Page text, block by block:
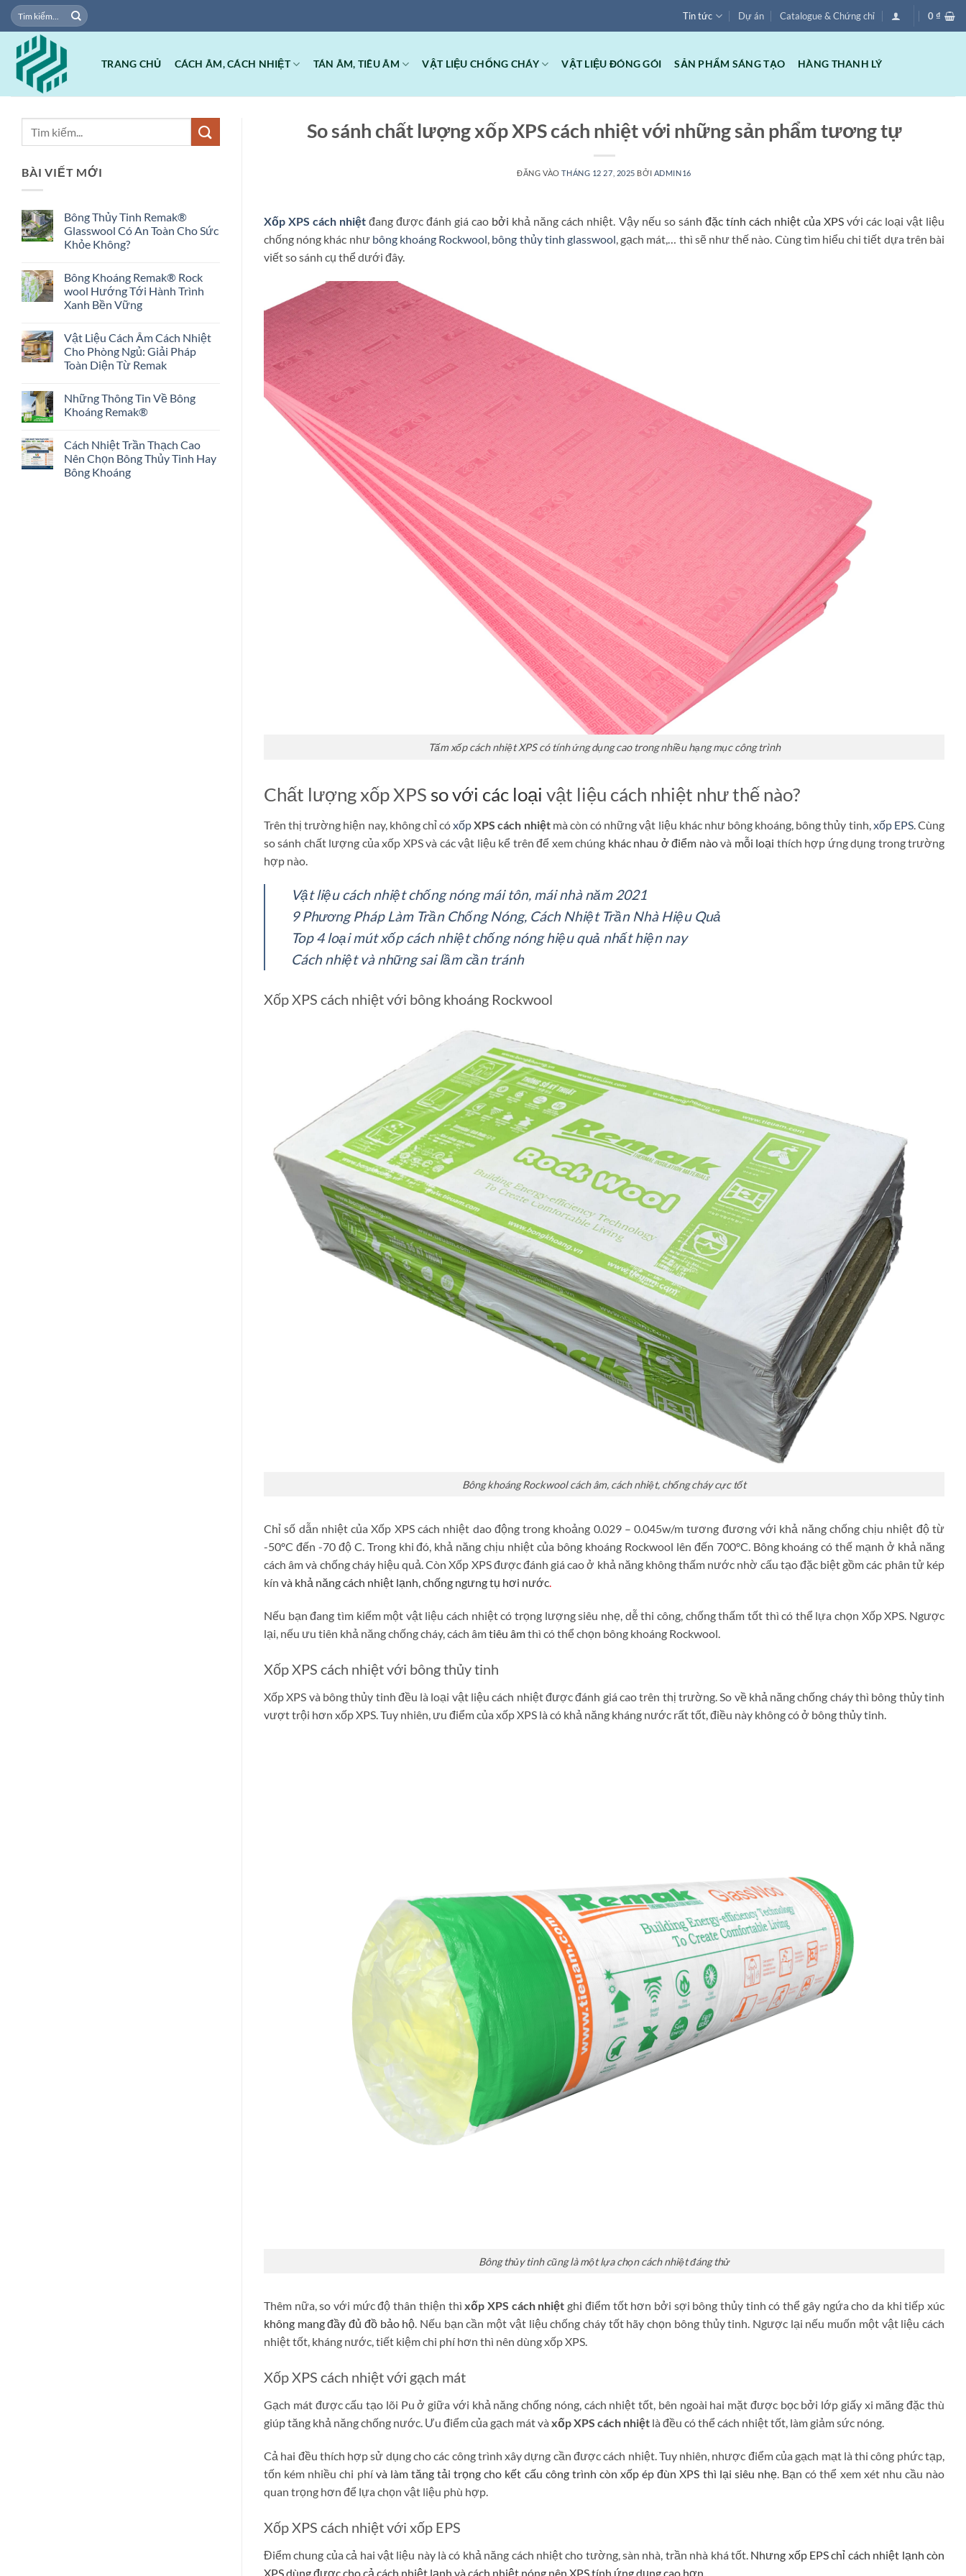
Bỏ
qua
dung
Tìm
kiếm:
Tin tức Dự án Catalogue & Chứng chỉ 0₫
TRANG CHỦ CÁCH ÂM, CÁCH NHIỆT TÁN ÂM, TIÊU ÂM VẬT LIỆU CHỐNG CHÁY VẬT LIỆU ĐÓNG GÓI SẢN PHẨM SÁNG TẠO HÀNG THANH LÝ
BÀI VIẾT MỚI
Bông Thủy Tinh Remak®
Glasswool Có An Toàn Cho Sức
Khỏe Không?
bình
ở
Bông
Remak®
Glasswool
Có
An
Toàn
Khỏe
Không?
Bông Khoáng Remak® Rock
wool Hướng Tới Hành Trình
Xanh Bền Vững
bình
luận
ở
Bông
Rock
wool
Hướng
Trình
Xanh
Bền
Vững
Vật Liệu Cách Âm Cách Nhiệt
Cho Phòng Ngủ: Giải Pháp
Toàn Diện Từ Remak
bình
luận
ở
Cách
Âm
Cách
Nhiệt
Những Thông Tin Về Bông
Khoáng Remak®
bình
luận
ở
Những
Cách Nhiệt Trần Thạch Cao
Nên Chọn Bông Thủy Tinh Hay
Bông Khoáng
So sánh chất lượng xốp XPS cách nhiệt với những sản phẩm tương tự
ĐĂNG VÀOTHÁNG 12 27, 2025 BỞI ADMIN16
Xốp XPS cách nhiệt đang được đánh giá cao bởi khả năng cách nhiệt. Vậy nếu so sánh đặc tính cách nhiệt của XPSvới các loại vật liệu
chống nóng khác như bông khoáng Rockwool, bông thủy tinh glasswool, gạch mát,… thì sẽ như thế nào. Cùng tìm hiểu chi tiết dựa trên bài
viết so sánh cụ thể dưới đây.
Tấm xốp cách nhiệt XPS có tính ứng dụng cao trong nhiều hạng mục công trình
Chất lượng xốp XPS so với các loại vật liệu cách nhiệt như thế nào?
Trên thị trường hiện nay, không chỉ cóxốpXPS cách nhiệtmà còn có những vật liệu khác như bông khoáng, bông thủy tinh, xốp EPS. Cùng
so sánh chất lượng của xốp XPS và các vật liệu kể trên để xem chúng khác nhau ở điểm nàovà mỗi loại thích hợp ứng dụng trong trường
hợp nào.
Vật liệu cách nhiệt chống nóng mái tôn, mái nhà năm 2021
9 Phương Pháp Làm Trần Chống Nóng, Cách Nhiệt Trần Nhà Hiệu Quả
Top 4 loại mút xốp cách nhiệt chống nóng hiệu quả nhất hiện nay
Cách nhiệt và những sai lầm cần tránh
Xốp XPS cách nhiệt với bông khoáng Rockwool
Bông khoáng Rockwool cách âm, cách nhiệt, chống cháy cực tốt
Chỉ số dẫn nhiệt của Xốp XPS cách nhiệt dao động trong khoảng 0.029 – 0.045w/m tương đương với khả năng chống chịu nhiệt độ từ
-50ºC đến -70 độ C. Trong khi đó, khả năng chịu nhiệt của bông khoáng Rockwool lên đến 700ºC. Bông khoáng có thế mạnh ở khả năng
cách âm và chống cháy hiệu quả. Còn Xốp XPS được đánh giá cao ở khả năng không thấm nước nhờ cấu tạo đặc biệt gồm các phân tử kép
kín và khả năng cách nhiệt lạnh, chống ngưng tụ hơi nước.
Nếu bạn đang tìm kiếm một vật liệu cách nhiệt có trọng lượng siêu nhẹ, dễ thi công, chống thấm tốt thì có thể lựa chọn Xốp XPS. Ngược
lại, nếu ưu tiên khả năng chống cháy, cách âmtiêu âmthì có thể chọn bông khoáng Rockwool.
Xốp XPS cách nhiệt với bông thủy tinh
Xốp XPS và bông thủy tinh đều là loại vật liệu cách nhiệt được đánh giá cao trên thị trường. So về khả năng chống cháy thì bông thủy tinh
vượt trội hơn xốp XPS. Tuy nhiên, ưu điểm của xốp XPS là có khả năng kháng nước rất tốt, điều này không có ở bông thủy tinh.
Bông thủy tinh cũng là một lựa chọn cách nhiệt đáng thử
Thêm nữa, so với mức độ thân thiện thìxốp XPS cách nhiệt ghi điểm tốt hơn bởi sợi bông thủy tinh có thể gây ngứa cho da khi tiếp xúc
không mang đầy đủ đồ bảo hộ. Nếu bạn cần một vật liệu chống cháy tốt hãy chọn bông thủy tinh. Ngược lại nếu muốn một vật liệu cách
nhiệt tốt, kháng nước, tiết kiệm chi phí hơn thì nên dùng xốp XPS.
Xốp XPS cách nhiệt với gạch mát
Gạch mát được cấu tạo lõi Pu ở giữa với khả năng chống nóng, cách nhiệt tốt, bên ngoài hai mặt được bọc bởi lớp giấy xi măng đặc thù
giúp tăng khả năng chống nước. Ưu điểm của gạch mát và xốp XPS cách nhiệt là đều có thể cách nhiệt tốt, làm giảm sức nóng.
Cả hai đều thích hợp sử dụng cho các công trình xây dựng cần được cách nhiệt. Tuy nhiên, nhược điểm của gạch mạt là thi công phức tạp,
tốn kém nhiều chi phí và làm tăng tải trọng cho kết cấu công trình còn xốp ép đùn XPS thì lại siêu nhẹ. Bạn có thể xem xét nhu cầu nào
quan trọng hơn để lựa chọn vật liệu phù hợp.
Xốp XPS cách nhiệt với xốp EPS
Điểm chung của cả hai vật liệu này là có khả năng cách nhiệt cho tường, sàn nhà, trần nhà khá tốt. Nhưng xốp EPS chỉ cách nhiệt lạnh còn
XPS dùng được cho cả cách nhiệt lạnh và cách nhiệt nóng nên XPS tính ứng dụng cao hơn.